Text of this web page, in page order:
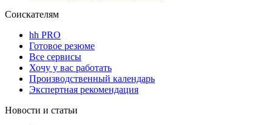
Соискателям
hh PRO
Готовое резюме
Все сервисы
Хочу у вас работать
Производственный календарь
Экспертная рекомендация
Новости и статьи